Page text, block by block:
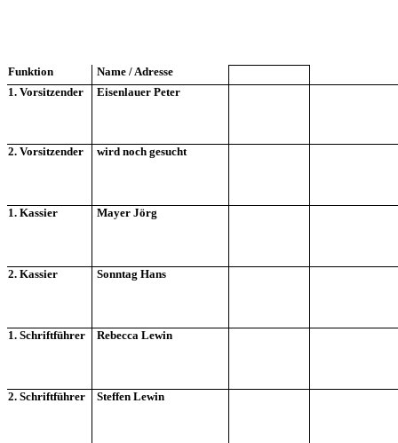
Funktion
Name / Adresse
1. Vorsitzender
Eisenlauer Peter
2. Vorsitzender wird noch gesucht
1. Kassier Mayer Jörg
2. Kassier Sonntag Hans
1. Schriftführer Rebecca Lewin
2. Schriftführer Steffen Lewin